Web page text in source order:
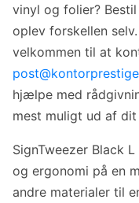
vinyl og folier?
oplev forskellen
velkommen til at
hjælpe med
mest muligt ud af
SignTweezer Black
og ergonomi på en
andre materialer til